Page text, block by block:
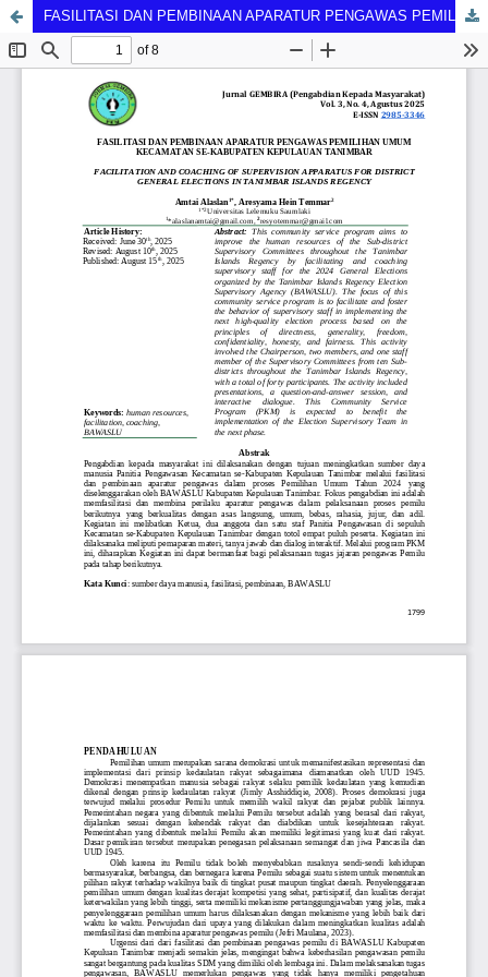
FASILITASI DAN PEMBINAAN APARATUR PENGAWAS PEMILIHAN UMUM KECAMATAN SE-KABUPATEN KEPULAUAN TANIMBAR